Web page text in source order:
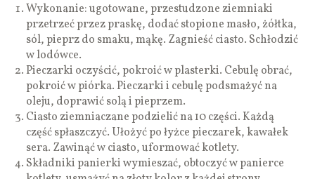
Wykonanie: ugotowane, przestudzone ziemniaki
przetrzeć przez praskę, dodać stopione masło, żółtka,
sól, pieprz do smaku, mąkę. Zagnieść ciasto. Schłodzić
w lodówce.
Pieczarki oczyścić, pokroić w plasterki. Cebulę obrać,
pokroić w piórka. Pieczarki i cebulę podsmażyć na
oleju, doprawić solą i pieprzem.
Ciasto ziemniaczane podzielić na 10 części. Każdą
część spłaszczyć. Ułożyć po łyżce pieczarek, kawałek
sera. Zawinąć w ciasto, uformować kotlety.
Składniki panierki wymieszać, obtoczyć w panierce